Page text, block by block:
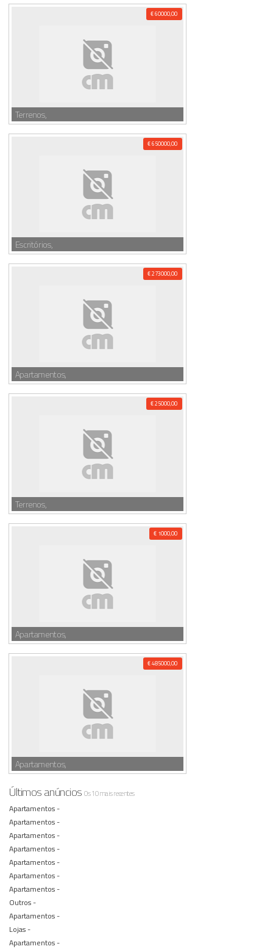
€ 60000,00
Terrenos,
€ 650000,00
Escritórios,
€ 273000,00
Apartamentos,
€ 25000,00
Terrenos,
€ 1000,00
Apartamentos,
€ 485000,00
Apartamentos,
Últimos anúnciosOs 10 mais recentes
Apartamentos -
Apartamentos -
Apartamentos -
Apartamentos -
Apartamentos -
Apartamentos -
Apartamentos -
Outros -
Apartamentos -
Lojas -
Apartamentos -